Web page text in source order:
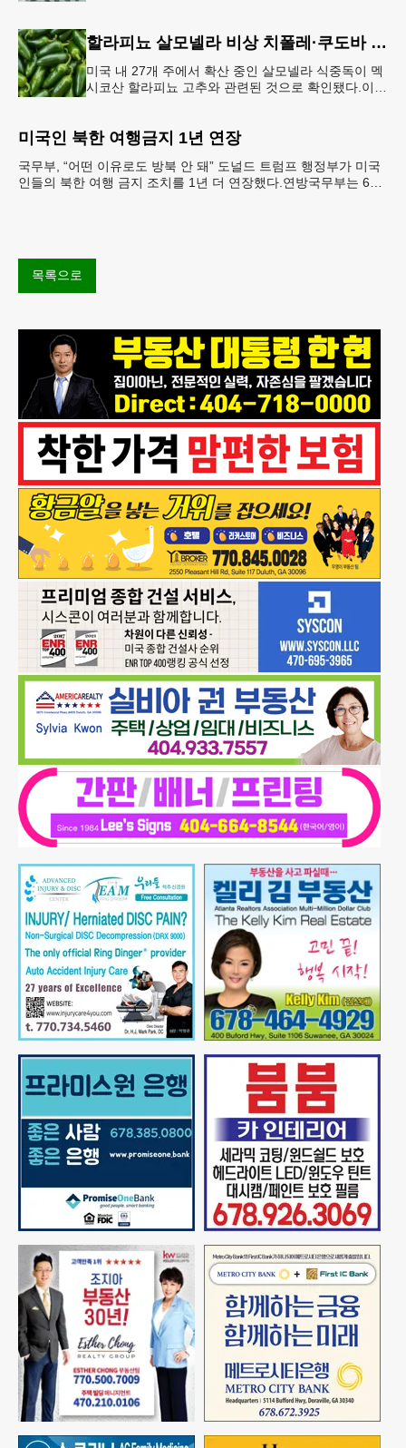
할라피뇨 살모넬라 비상 치폴레·쿠도바 긴급 회수
미국 내 27개 주에서 확산 중인 살모넬라 식중독이 멕
시코산 할라피뇨 고추와 관련된 것으로 확인됐다.이에
미국인 북한 여행금지 1년 연장
국무부, “어떤 이유로도 방북 안 돼” 도널드 트럼프 행정부가 미국
인들의 북한 여행 금지 조치를 1년 더 연장했다.연방국무부는 6일
목록으로